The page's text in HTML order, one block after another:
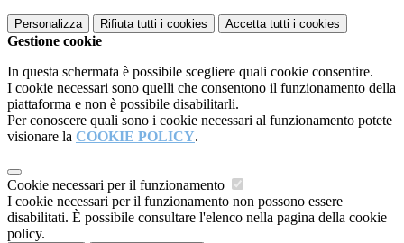
Personalizza Rifiuta tutti i cookies Accetta tutti i cookies
Gestione cookie
In questa schermata è possibile scegliere quali cookie consentire.
I cookie necessari sono quelli che consentono il funzionamento della
piattaforma e non è possibile disabilitarli.
Per conoscere quali sono i cookie necessari al funzionamento potete
visionare la COOKIE POLICY.
Cookie necessari per il funzionamento
I cookie necessari per il funzionamento non possono essere
disabilitati. È possibile consultare l'elenco nella pagina della cookie
policy.